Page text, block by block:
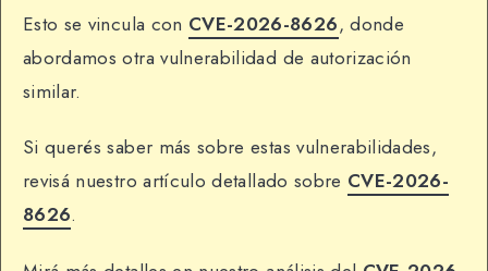
Esto se vincula con CVE-2026-8626, donde
abordamos otra vulnerabilidad de autorización
similar.
Si querés saber más sobre estas vulnerabilidades,
revisá nuestro artículo detallado sobre CVE-2026-
8626.